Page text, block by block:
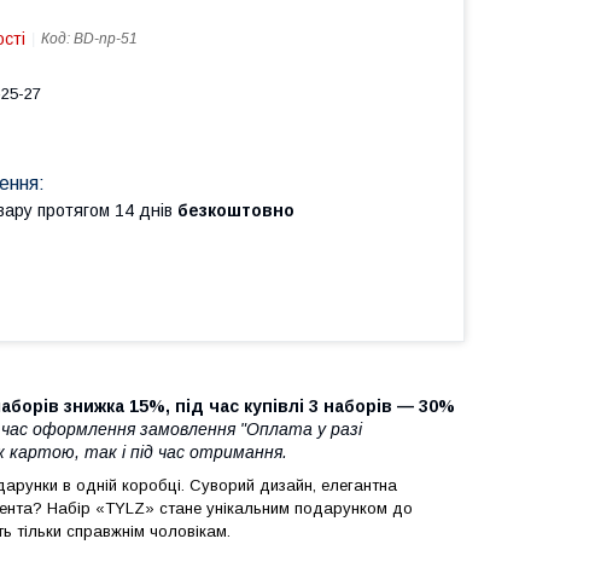
Код: BD-np-51
27
протягом 14 днів безкоштовно
знижка 15%, під час купівлі 3 наборів — 30%
оформлення замовлення "Оплата у разі
так і під час отримання.
в одній коробці. Суворий дизайн, елегантна
Набір «TYLZ» стане унікальним подарунком до
тільки справжнім чоловікам.